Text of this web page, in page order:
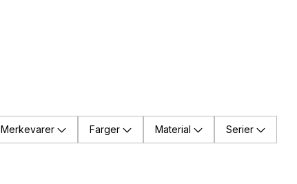
Merkevarer Farger Material Serier